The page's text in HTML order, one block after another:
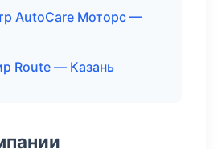
AutoCare Моторс —
Route — Казань